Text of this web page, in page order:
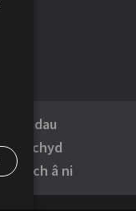
toriadau
Iechyd
â ni